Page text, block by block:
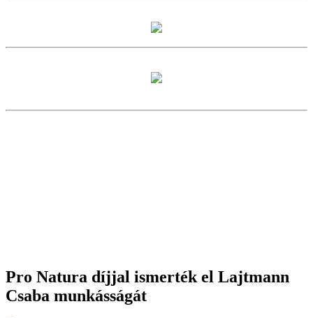
Pro Natura díjjal ismerték el Lajtmann
Csaba munkásságát